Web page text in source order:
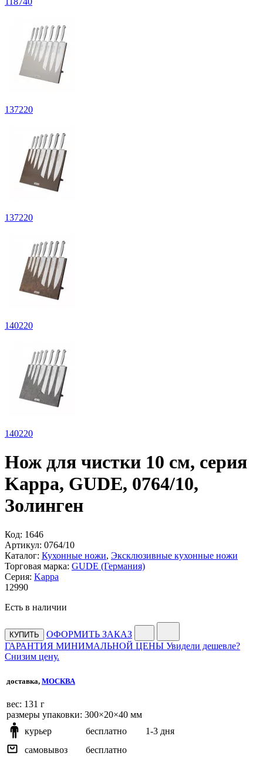
137220
137220
140220
140220
Нож для чистки 10 см, серия
Kappa, GUDE, 0764/10,
Золинген
Код: 1646
Артикул: 0764/10
Каталог: Кухонные ножи, Эксклюзивные кухонные ножи
Торговая марка: GUDE (Германия)
Серия: Kappa
12990
Есть в наличии
КУПИТЬ
ОФОРМИТЬ ЗАКАЗ
ГАРАНТИЯ МИНИМАЛЬНОЙ ЦЕНЫ Увидели дешевле?
Снизим цену.
доставка, МОСКВА
веc: 131 г
размеры упаковки: 300×20×40 мм
курьер
бесплатно
1-3 дня
самовывоз
бесплатно